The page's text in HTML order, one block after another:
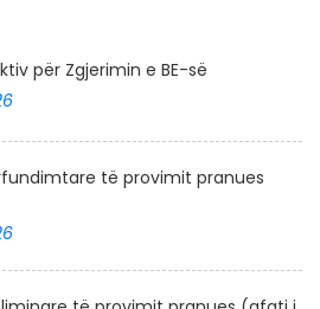
për Zgjerimin e BE-së
të provimit pranues